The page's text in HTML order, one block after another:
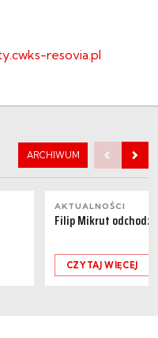
resovia.pl
ARCHIWUM
AKTUALNOŚCI
Filip Mikrut
CZYTAJ WIĘCEJ